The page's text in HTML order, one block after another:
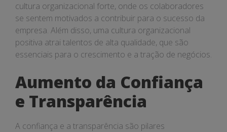
cultura organizacional forte, onde os colaboradores
se sentem motivados a contribuir para o sucesso da
empresa. Além disso, uma cultura organizacional
positiva atrai talentos de alta qualidade, que são
essenciais para o crescimento e a tração de negócios.
Aumento da Confiança
e Transparência
A confiança e a transparência são pilares